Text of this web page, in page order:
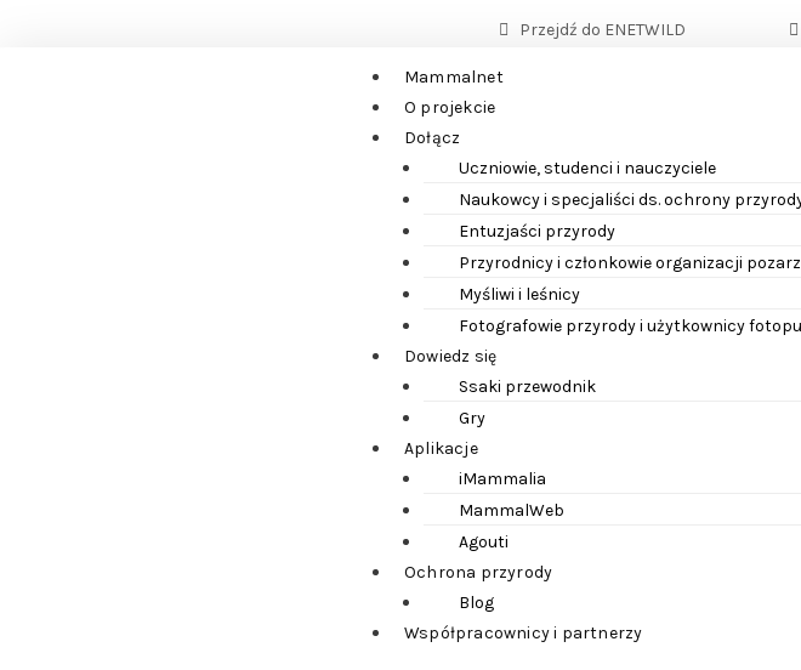
Przejdź do ENETWILD
Mammalnet
O projekcie
Dołącz
Uczniowie, studenci i nauczyciele
Naukowcy i specjaliści ds. ochrony
Entuzjaści przyrody
Przyrodnicy i członkowie organizacji
Myśliwi i leśnicy
Fotografowie przyrody i użytkownicy
Dowiedz się
Ssaki przewodnik
Gry
Aplikacje
iMammalia
MammalWeb
Agouti
Ochrona przyrody
Blog
Współpracownicy i partnerzy